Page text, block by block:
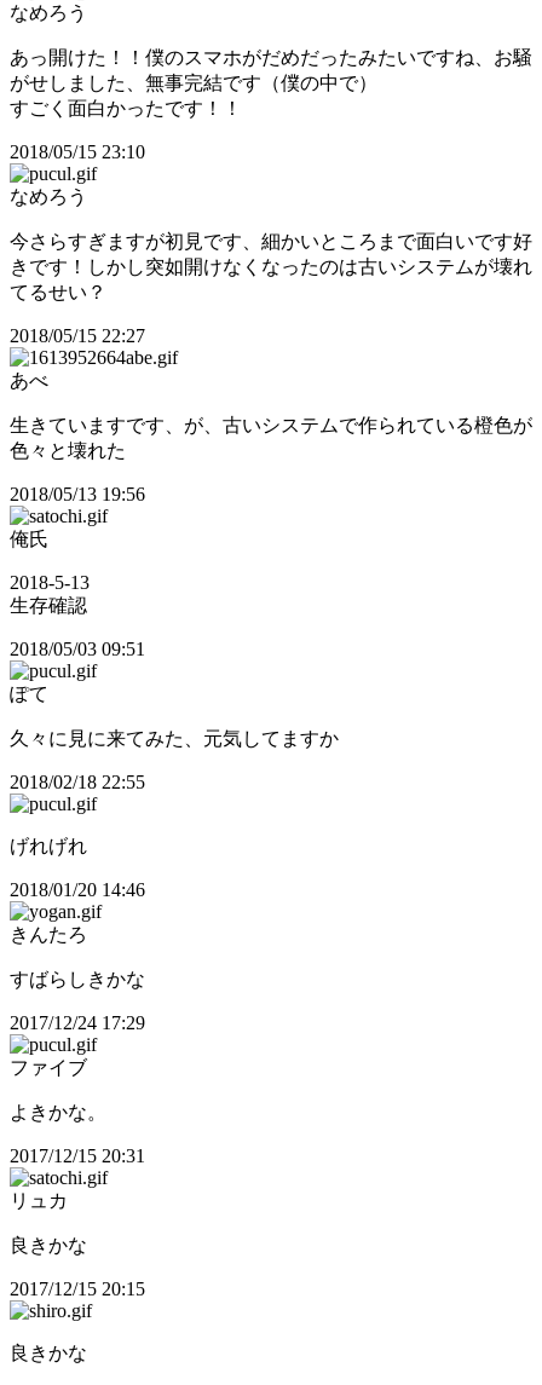
なめろう
あっ開けた！！僕のスマホがだめだったみたいですね、お騒
がせしました、無事完結です（僕の中で）
すごく面白かったです！！
2018/05/15 23:10
なめろう
今さらすぎますが初見です、細かいところまで面白いです好
きです！しかし突如開けなくなったのは古いシステムが壊れ
てるせい？
2018/05/15 22:27
あべ
生きていますです、が、古いシステムで作られている橙色が
色々と壊れた
2018/05/13 19:56
俺氏
2018-5-13
生存確認
2018/05/03 09:51
ぽて
久々に見に来てみた、元気してますか
2018/02/18 22:55
げれげれ
2018/01/20 14:46
きんたろ
すばらしきかな
2017/12/24 17:29
ファイブ
よきかな。
2017/12/15 20:31
リュカ
良きかな
2017/12/15 20:15
良きかな